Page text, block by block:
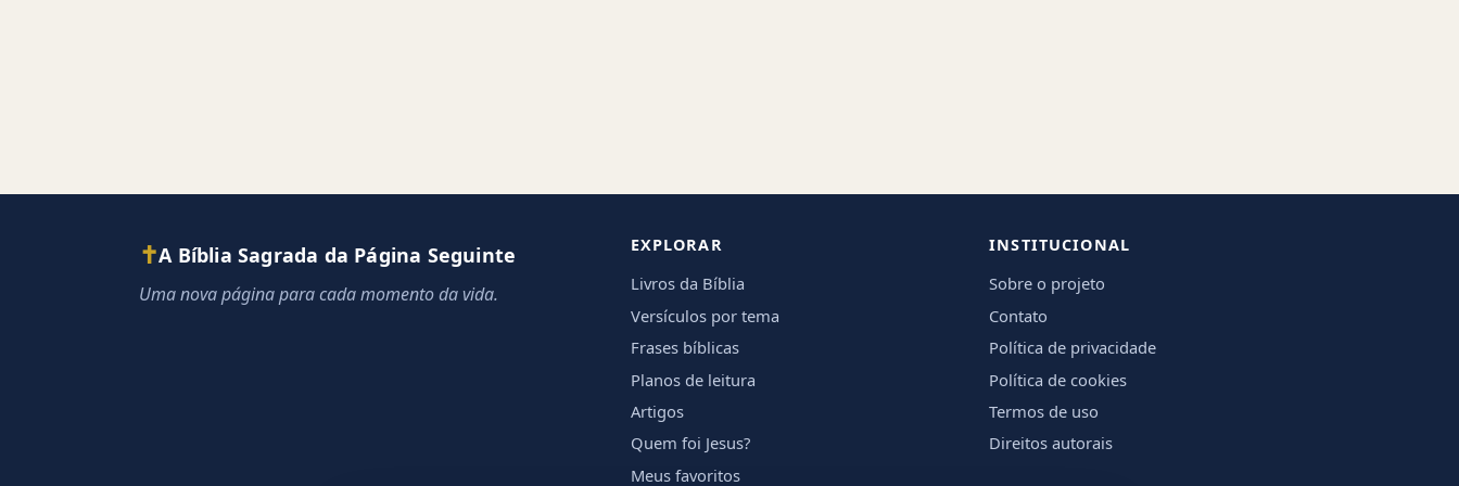
✝A Bíblia Sagrada da Página Seguinte
Uma nova página para cada momento da vida.
EXPLORAR
Livros da Bíblia
Versículos por tema
Frases bíblicas
Planos de leitura
Artigos
Quem foi Jesus?
Meus favoritos
INSTITUCIONAL
Sobre o projeto
Contato
Política de privacidade
Política de cookies
Termos de uso
Direitos autorais